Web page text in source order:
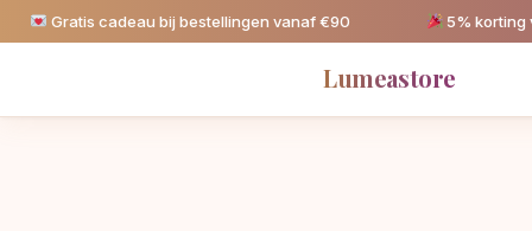
cadeau bij bestellingen vanaf €90 5% korting vanaf
Lumeastore